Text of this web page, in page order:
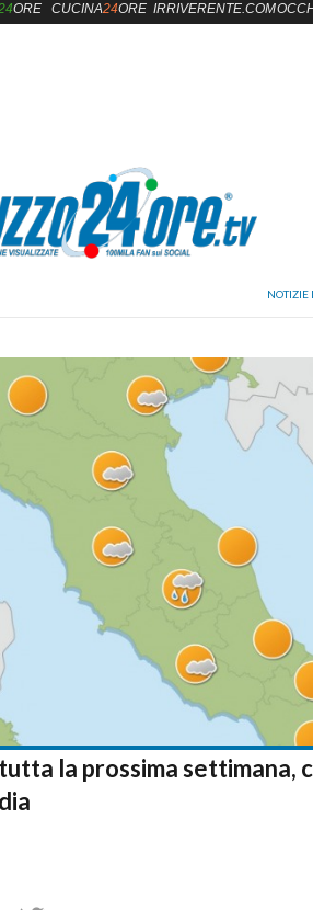
la prossima settimana,
ORE CUCINA24ORE IRRIVERENTE.COM